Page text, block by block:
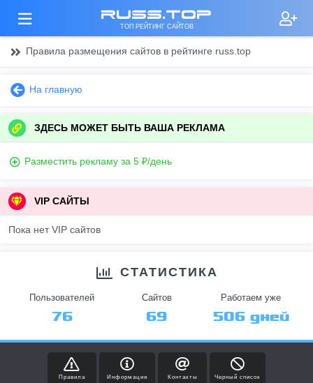
russ.top
ТОП РЕЙТИНГ САЙТОВ
Правила размещения сайтов в рейтинге russ.top
На главную
ЗДЕСЬ МОЖЕТ БЫТЬ ВАША РЕКЛАМА
Разместить рекламу за 5 ₽/день
VIP САЙТЫ
Пока нет VIP сайтов
СТАТИСТИКА
Пользователей
76
Сайтов
69
Работаем уже
506 дней
Правила Информация Контакты Черный список